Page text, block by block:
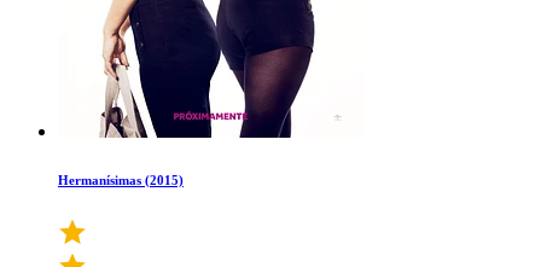
Hermanísimas (2015)